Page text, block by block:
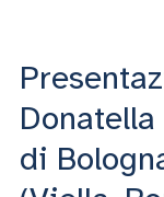
ACCEDI A
Donatella
di